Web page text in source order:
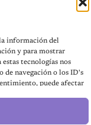
información del
y para mostrar
tecnologías nos
de navegación o los ID's
puede afectar